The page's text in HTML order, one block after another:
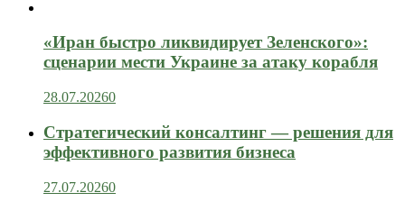
«Иран быстро ликвидирует Зеленского»:
сценарии мести Украине за атаку корабля
28.07.20260
Стратегический консалтинг — решения для
эффективного развития бизнеса
27.07.20260